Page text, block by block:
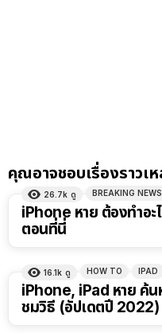
คุณอาจชอบเรื่องราวเ
26.7k ดู BREAKING NEWS
iPhone หาย ต้องทำอ
ตอนที่นี่
16.1k ดู HOW TO IPAD
iPhone, iPad หาย ค้น
ชมวิธี (อัปเดตปี 2022)